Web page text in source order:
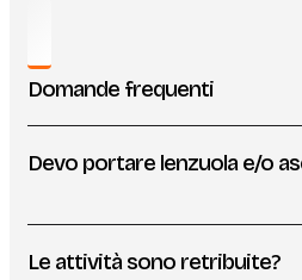
Domande frequenti
Devo portare lenzuola e/o
Le attività sono retribuite?